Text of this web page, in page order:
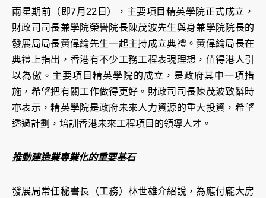
兩星期前（即7月22日），主要項目精英學院正式成立，
財政司司長兼學院榮譽院長陳茂波先生與身兼學院院長的
發展局局長黃偉綸先生一起主持成立典禮。黃偉綸局長在
典禮上指出，香港有不少工務工程表現理想，值得港人引
以為傲。主要項目精英學院的成立，是政府其中一項措
施，希望把有關工作做得更好。財政司司長陳茂波致辭時
亦表示，精英學院是政府未來人力資源的重大投資，希望
透過計劃，培訓香港未來工程項目的領導人才。
推動建造業專業化的重要基石
發展局常任秘書長（工務）林世雄介紹說，為應付龐大房